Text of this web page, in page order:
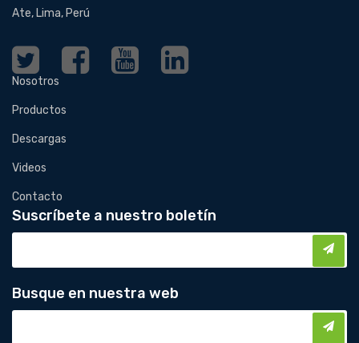
Ate, Lima, Perú
Nosotros
Productos
Descargas
Videos
Contacto
Suscríbete a nuestro boletín
Busque en nuestra web